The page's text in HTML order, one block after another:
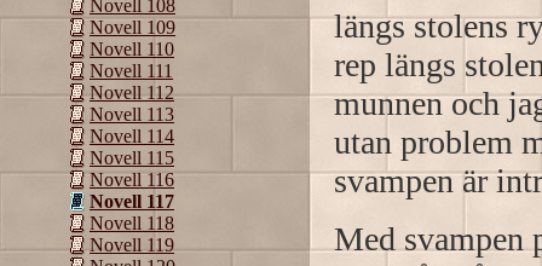
Novell 108
Novell 109
Novell 110
Novell 111
Novell 112
Novell 113
Novell 114
Novell 115
Novell 116
Novell 117
Novell 118
Novell 119
längs stolens
rep längs
munnen och
utan problem
svampen är
Med svampen